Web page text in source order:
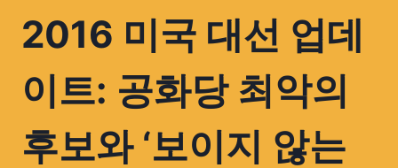
2016 미국 대선 업데
이트: 공화당 최악의
후보와 ‘보이지 않는